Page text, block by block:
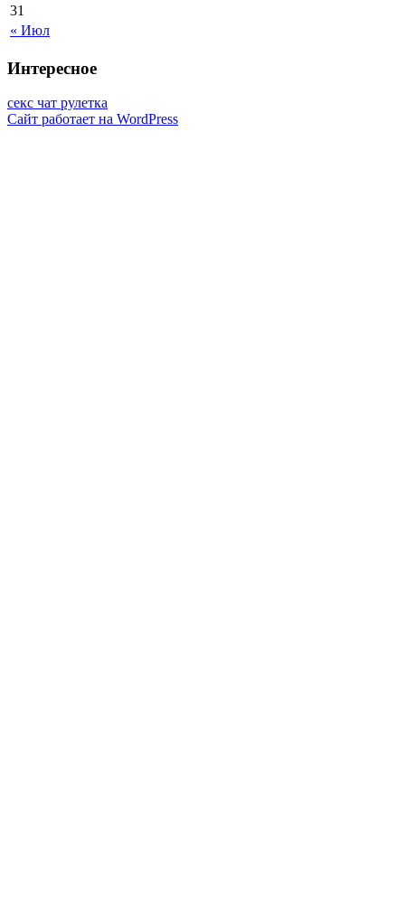
« Июл
31
Интересное
секс чат рулетка
Сайт работает на WordPress